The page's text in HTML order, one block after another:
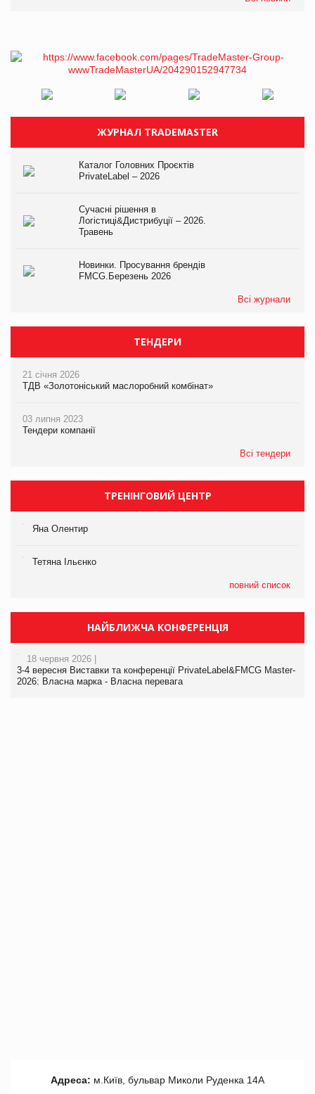
ЖУРНАЛ TRADEMASTER
Каталог Головних Проєктів
PrivateLabel – 2026
Сучасні рішення в
Логістиці&Дистрибуції – 2026.
Травень
Новинки. Просування брендів
FMCG.Березень 2026
Всі журнали
ТЕНДЕРИ
21 січня 2026
ТДВ «Золотоніський маслоробний комбінат»
03 липня 2023
Тендери компанії
Всі тендери
ТРЕНІНГОВИЙ ЦЕНТР
Яна Олентир
Тетяна Ільєнко
повний список
НАЙБЛИЖЧА КОНФЕРЕНЦІЯ
18 червня 2026 |
3-4 вересня Виставки та конференції PrivateLabel&FMCG Master-
2026: Власна марка - Власна перевага
Адреса: м.Київ, бульвар Миколи Руденка 14А